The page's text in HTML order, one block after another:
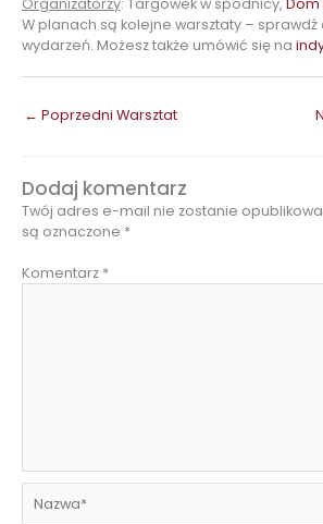
Organizatorzy: Targówek w spódnicy, Dom
W planach są kolejne warsztaty –
wydarzeń. Możesz także umówić się na
← Poprzedni Warsztat
Dodaj komentarz
Twój adres e-mail nie zostanie
są oznaczone *
Komentarz *